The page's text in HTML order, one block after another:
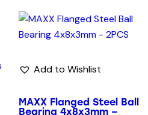
Add to Wishlist
MAXX Flanged Steel Ball
Bearing 4x8x3mm –